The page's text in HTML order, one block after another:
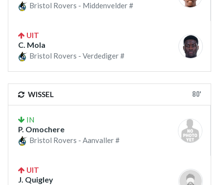
Bristol Rovers - Middenvelder #
UIT
C. Mola
Bristol Rovers - Verdediger #
WISSEL 80'
IN
P. Omochere
Bristol Rovers - Aanvaller #
UIT
J. Quigley